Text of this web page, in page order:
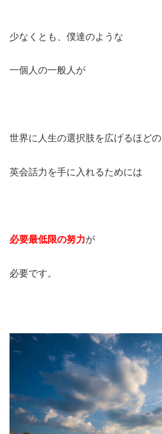
少なくとも、僕達のような
一個人の一般人が
世界に人生の選択肢を広げるほどの
英会話力を手に入れるためには
必要最低限の努力が
必要です。